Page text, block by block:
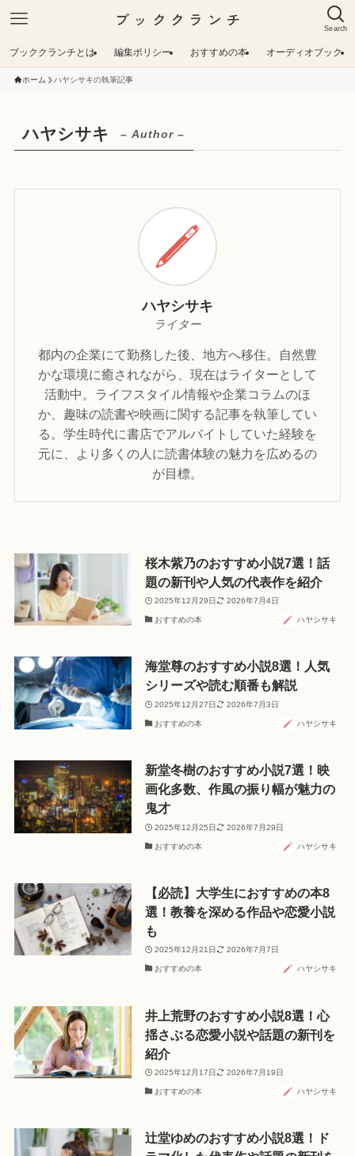
ブッククランチ Search
ブッククランチとは 編集ポリシー おすすめの本 オーディオブック
ホーム ハヤシサキの執筆記事
ハヤシサキ – Author –
ハヤシサキ
ライター
都内の企業にて勤務した後、地方へ移住。自然豊
かな環境に癒されながら、現在はライターとして
活動中。ライフスタイル情報や企業コラムのほ
か、趣味の読書や映画に関する記事を執筆してい
る。学生時代に書店でアルバイトしていた経験を
元に、より多くの人に読書体験の魅力を広めるの
が目標。
桜木紫乃のおすすめ小説7選！話
題の新刊や人気の代表作を紹介
2025年12月29日 2026年7月4日
おすすめの本 ハヤシサキ
海堂尊のおすすめ小説8選！人気
シリーズや読む順番も解説
2025年12月27日 2026年7月3日
おすすめの本 ハヤシサキ
新堂冬樹のおすすめ小説7選！映
画化多数、作風の振り幅が魅力の
鬼才
2025年12月25日 2026年7月29日
おすすめの本 ハヤシサキ
【必読】大学生におすすめの本8
選！教養を深める作品や恋愛小説
も
2025年12月21日 2026年7月7日
おすすめの本 ハヤシサキ
井上荒野のおすすめ小説8選！心
揺さぶる恋愛小説や話題の新刊を
紹介
2025年12月17日 2026年7月19日
おすすめの本 ハヤシサキ
辻堂ゆめのおすすめ小説8選！ド